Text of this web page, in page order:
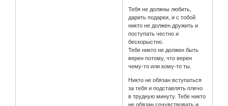
Тебя не должны любить,
дарить подарки, и с тобой
никто не должен дружить и
поступать честно и
бескорыстно.
Тебе никто не должен быть
верен потому, что верен
чему-то или кому-то ты.
Никто не обязан вступаться
за тебя и подставлять плечо
в трудную минуту. Тебе никто
не обязан сочувствовать и